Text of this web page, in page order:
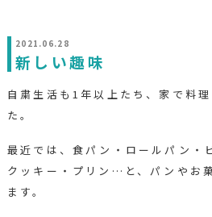
2021.06.28
新しい趣味
自粛生活も1年以上たち、家で料
た。
最近では、食パン・ロールパン・
クッキー・プリン…と、パンやお
ます。